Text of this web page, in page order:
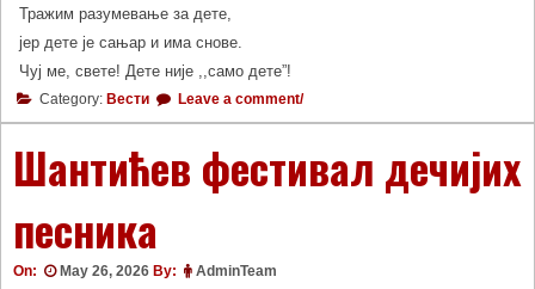
Тражим разумевање за дете,
јер дете је сањар и има снове.
Чуј ме, свете! Дете није ,,само дете”!
Category: Вести Leave a comment/
Шантићев фестивал дечијих
песника
On: May 26, 2026 By: AdminTeam